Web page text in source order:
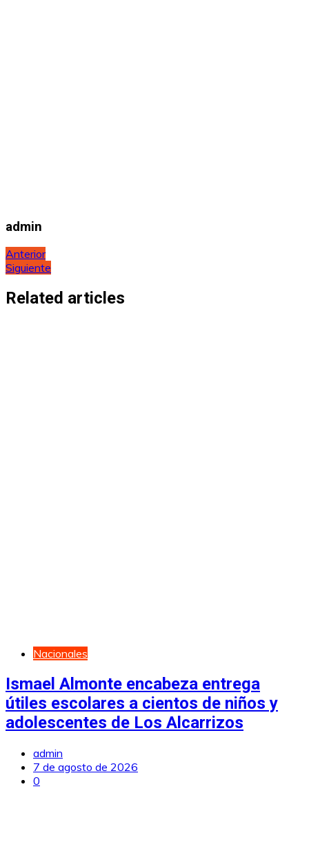
admin
Navegación
de
entradas
Anterior
Siguiente
Related articles
Nacionales
Ismael Almonte encabeza entrega
útiles escolares a cientos de niños y
adolescentes de Los Alcarrizos
admin
7 de agosto de 2026
0